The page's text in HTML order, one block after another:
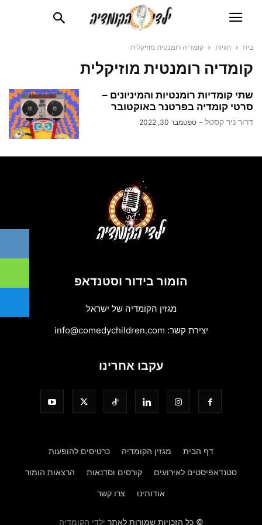
בית תגיות קומדיה רומנטית מוזיקלית
קומדיה רומנטית מוזיקלית
שתי קומדיות רומנטיות והמיניונים –
סרטי קומדיה בפרטנר באוקטובר
דרור ניר קסטל - ספטמבר 30, 2022
הומור בידור וסטנדאפ
מגזין הקומדיה של ישראל
יצירת קשר: info@comedychildren.com
עקבו אחרינו
דף הבית מגזין הקומדיה כרטיסים להופעות
סטנדאפיסטים לאירועים קורסים וסדנאות הרצאות הומור
אודותינו צרו קשר
© כל הזכויות שמורות לאתר ילדי הקומדיה